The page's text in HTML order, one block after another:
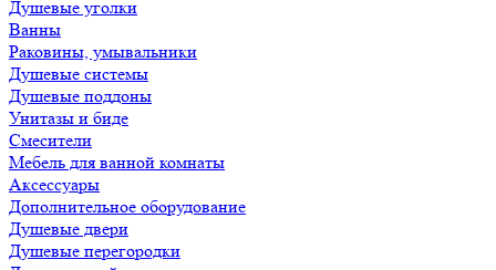
Душевые уголки
Ванны
Раковины, умывальники
Душевые системы
Душевые поддоны
Унитазы и биде
Смесители
Мебель для ванной комнаты
Аксессуары
Дополнительное оборудование
Душевые двери
Душевые перегородки